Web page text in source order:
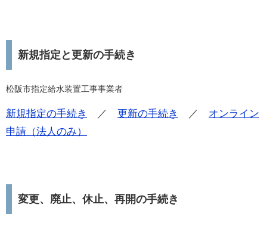
新規指定と更新の手続き
松阪市指定給水装置工事事業者
新規指定の手続き ／ 更新の手続き ／ オンライン
申請（法人のみ）
変更、廃止、休止、再開の手続き